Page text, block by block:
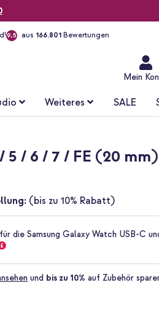
9,5 aus 166.801 Bewertungen
Mein
Weiteres SALE
/ 6 / 7 / FE (20
(bis zu 10% Rabatt)
die Samsung Galaxy Watch USB-C
und bis zu 10% auf Zubehör